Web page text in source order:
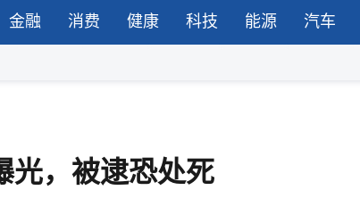
金融 消费 健康 科技 能源 汽车
光，被逮恐处死